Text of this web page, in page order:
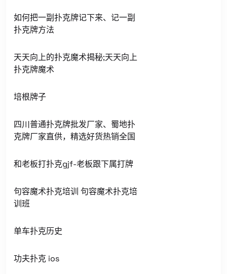
如何把一副扑克牌记下来、记一副
扑克牌方法
天天向上的扑克魔术揭秘;天天向上
扑克牌魔术
培根牌子
四川普通扑克牌批发厂家、蜀地扑
克牌厂家直供，精选好货热销全国
和老板打扑克gjf-老板跟下属打牌
句容魔术扑克培训 句容魔术扑克培
训班
单车扑克历史
功夫扑克 ios